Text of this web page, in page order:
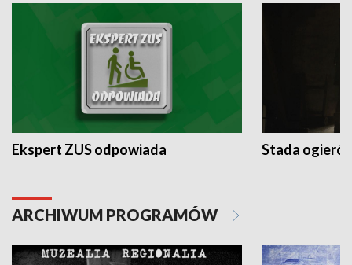
Ekspert ZUS odpowiada Stada
ARCHIWUM PROGRAMÓW